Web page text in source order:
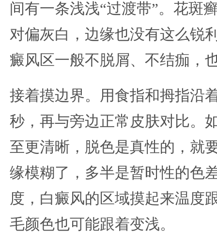
间有一条浅浅“过渡带”。花斑
对偏灰白，边缘也没有这么锐
癜风区一般不脱屑、不结痂，
接着摸边界。用食指和拇指沿
秒，再与旁边正常皮肤对比。
至更清晰，脱色是真性的，就
缘模糊了，多半是暂时性的色
度，白癜风的区域摸起来温度
毛颜色也可能跟着变浅。